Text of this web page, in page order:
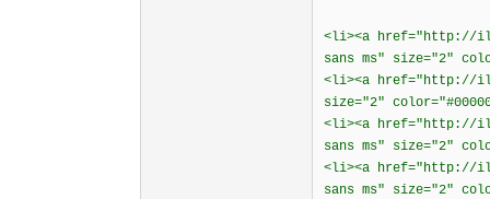
<li><a href="http://
sans ms" size="2"
<li><a href="http://
size="2"
<li><a href="http://
sans ms" size="2"
<li><a href="http://
sans ms" size="2"